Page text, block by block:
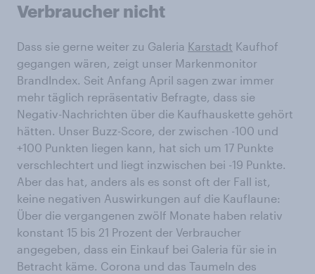
Verbraucher nicht
Dass sie gerne weiter zu Galeria Karstadt Kaufhof
gegangen wären, zeigt unser Markenmonitor
BrandIndex. Seit Anfang April sagen zwar immer
mehr täglich repräsentativ Befragte, dass sie
Negativ-Nachrichten über die Kaufhauskette gehört
hätten. Unser Buzz-Score, der zwischen -100 und
+100 Punkten liegen kann, hat sich um 17 Punkte
verschlechtert und liegt inzwischen bei -19 Punkte.
Aber das hat, anders als es sonst oft der Fall ist,
keine negativen Auswirkungen auf die Kauflaune:
Über die vergangenen zwölf Monate haben relativ
konstant 15 bis 21 Prozent der Verbraucher
angegeben, dass ein Einkauf bei Galeria für sie in
Betracht käme. Corona und das Taumeln des